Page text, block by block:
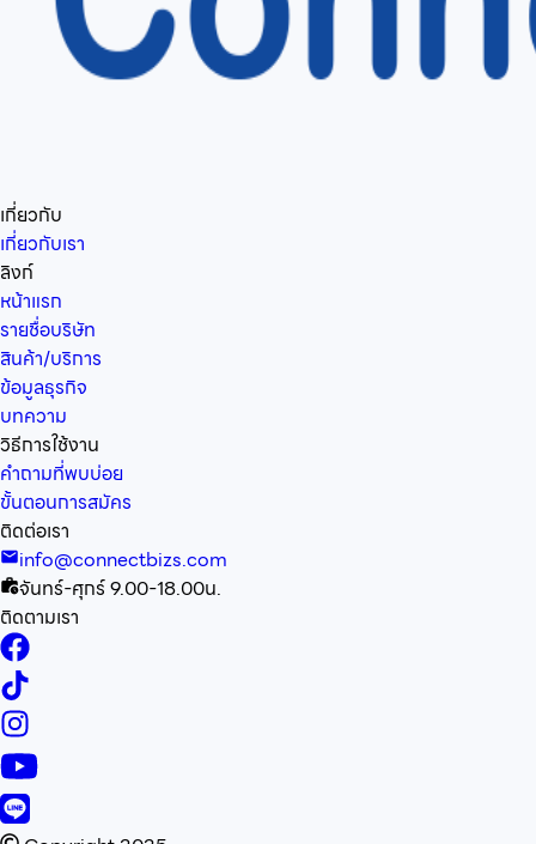
เกี่ยวกับ
เกี่ยวกับเรา
ลิงก์
หน้าแรก
รายชื่อบริษัท
สินค้า/บริการ
ข้อมูลธุรกิจ
บทความ
วิธีการใช้งาน
คำถามที่พบบ่อย
ขั้นตอนการสมัคร
ติดต่อเรา
info@connectbizs.com
จันทร์-ศุกร์ 9.00-18.00น.
ติดตามเรา